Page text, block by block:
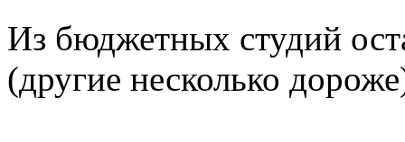
Из бюджетных студий
(другие несколько